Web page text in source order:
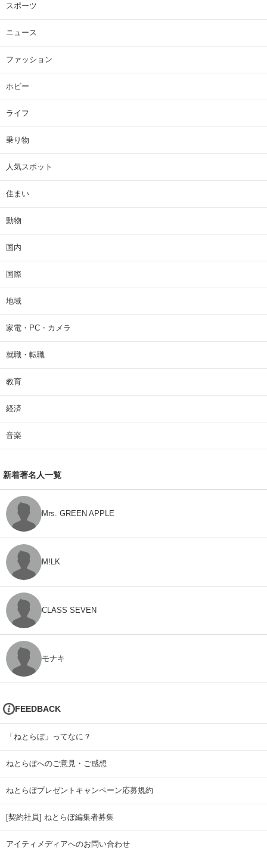
スポーツ
ニュース
ファッション
ホビー
ライフ
乗り物
人気スポット
住まい
動物
国内
国際
地域
家電・PC・カメラ
就職・転職
教育
経済
音楽
新着著名人一覧
Mrs. GREEN APPLE
M!LK
CLASS SEVEN
モナキ
FEEDBACK
「ねとらぼ」ってなに？
ねとらぼへのご意見・ご感想
ねとらぼプレゼントキャンペーン応募規約
[契約社員] ねとらぼ編集者募集
アイティメディアへのお問い合わせ